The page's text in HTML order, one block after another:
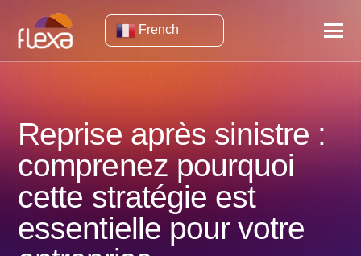
French
Reprise après sinistre :
comprenez pourquoi
cette stratégie est
essentielle pour votre